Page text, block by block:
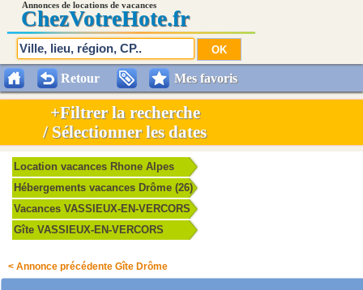
Location vacances Rhone Alpes
Hébergements vacances Drôme (26)
Vacances VASSIEUX-EN-VERCORS
Gîte VASSIEUX-EN-VERCORS
< Annonce précédente Gîte Drôme
Retour Mes favoris
Annonces de locations de vacances
ChezVotreHote.fr
+Filtrer la recherche
/ Sélectionner les dates